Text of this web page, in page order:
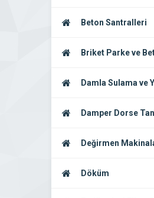
Beton Santralleri
Briket Parke ve
MakinalarıDamla Sulama ve
SistemleriDamper Dorse
Değirmen
ParçalarıDöküm